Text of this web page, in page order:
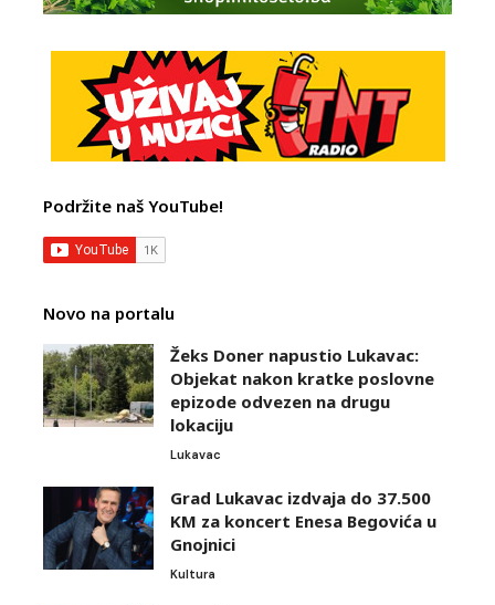
Podržite naš YouTube!
Novo na portalu
Žeks Doner napustio Lukavac:
Objekat nakon kratke poslovne
epizode odvezen na drugu
lokaciju
Lukavac
Grad Lukavac izdvaja do 37.500
KM za koncert Enesa Begovića u
Gnojnici
Kultura